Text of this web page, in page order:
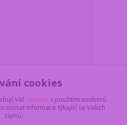
hra pro dva
cookies
Váš souhlas s použitím souborů
informace týkající se Vašich
zájmů.